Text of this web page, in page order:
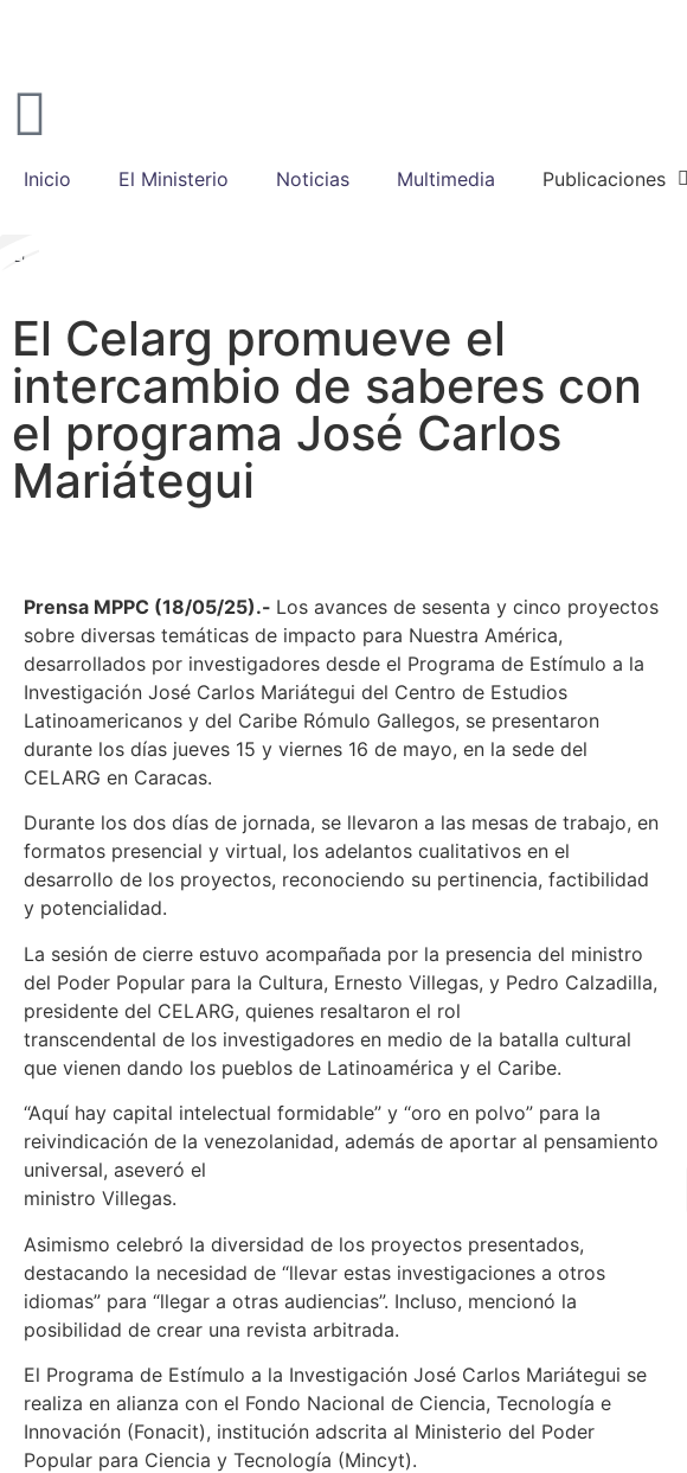
Inicio El Ministerio Noticias Multimedia Publicaciones
El Celarg promueve el
intercambio de saberes con
el programa José Carlos
Mariátegui
Prensa MPPC (18/05/25).- Los avances de sesenta y cinco proyectos
sobre diversas temáticas de impacto para Nuestra América,
desarrollados por investigadores desde el Programa de Estímulo a la
Investigación José Carlos Mariátegui del Centro de Estudios
Latinoamericanos y del Caribe Rómulo Gallegos, se presentaron
durante los días jueves 15 y viernes 16 de mayo, en la sede del
CELARG en Caracas.
Durante los dos días de jornada, se llevaron a las mesas de trabajo, en
formatos presencial y virtual, los adelantos cualitativos en el
desarrollo de los proyectos, reconociendo su pertinencia, factibilidad
y potencialidad.
La sesión de cierre estuvo acompañada por la presencia del ministro
del Poder Popular para la Cultura, Ernesto Villegas, y Pedro Calzadilla,
presidente del CELARG, quienes resaltaron el rol
transcendental de los investigadores en medio de la batalla cultural
que vienen dando los pueblos de Latinoamérica y el Caribe.
“Aquí hay capital intelectual formidable” y “oro en polvo” para la
reivindicación de la venezolanidad, además de aportar al pensamiento
universal, aseveró el
ministro Villegas.
Asimismo celebró la diversidad de los proyectos presentados,
destacando la necesidad de “llevar estas investigaciones a otros
idiomas” para “llegar a otras audiencias”. Incluso, mencionó la
posibilidad de crear una revista arbitrada.
El Programa de Estímulo a la Investigación José Carlos Mariátegui se
realiza en alianza con el Fondo Nacional de Ciencia, Tecnología e
Innovación (Fonacit), institución adscrita al Ministerio del Poder
Popular para Ciencia y Tecnología (Mincyt).